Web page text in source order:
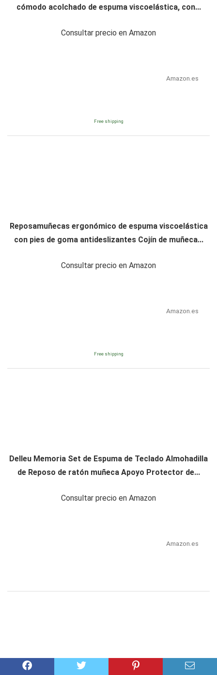
cómodo acolchado de espuma viscoelástica, con...
Consultar precio en Amazon
Amazon.es
Free shipping
Reposamuñecas ergonómico de espuma viscoelástica
con pies de goma antideslizantes Cojín de muñeca...
Consultar precio en Amazon
Amazon.es
Free shipping
Delleu Memoria Set de Espuma de Teclado Almohadilla
de Reposo de ratón muñeca Apoyo Protector de...
Consultar precio en Amazon
Amazon.es